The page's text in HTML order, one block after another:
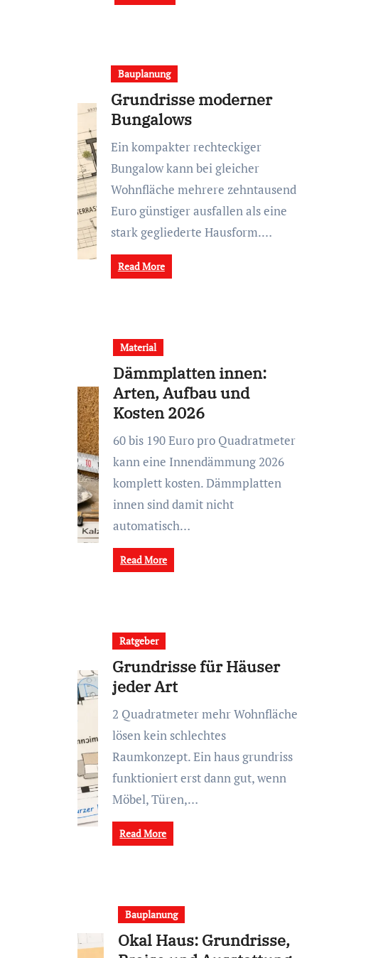
Bauplanung
Grundrisse moderner
Bungalows
Ein kompakter rechteckiger
Bungalow kann bei gleicher
Wohnfläche mehrere zehntausend
Euro günstiger ausfallen als eine
stark gegliederte Hausform.…
Read More
Material
Dämmplatten innen:
Arten, Aufbau und
Kosten 2026
60 bis 190 Euro pro Quadratmeter
kann eine Innendämmung 2026
komplett kosten. Dämmplatten
innen sind damit nicht
automatisch…
Read More
Ratgeber
Grundrisse für Häuser
jeder Art
2 Quadratmeter mehr Wohnfläche
lösen kein schlechtes
Raumkonzept. Ein haus grundriss
funktioniert erst dann gut, wenn
Möbel, Türen,…
Read More
Bauplanung
Okal Haus: Grundrisse,